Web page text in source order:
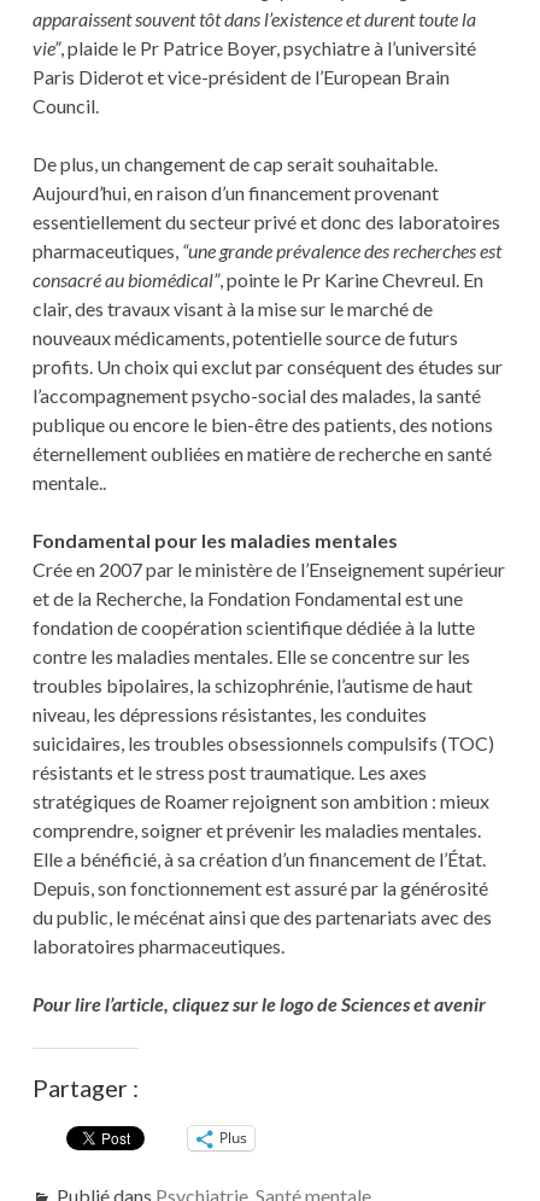
apparaissent souvent tôt dans l’existence et durent toute la
vie”, plaide le Pr Patrice Boyer, psychiatre à l’université
Paris Diderot et vice-président de l’European Brain
Council.
De plus, un changement de cap serait souhaitable.
Aujourd’hui, en raison d’un financement provenant
essentiellement du secteur privé et donc des laboratoires
pharmaceutiques, “une grande prévalence des recherches est
consacré au biomédical”, pointe le Pr Karine Chevreul. En
clair, des travaux visant à la mise sur le marché de
nouveaux médicaments, potentielle source de futurs
profits. Un choix qui exclut par conséquent des études sur
l’accompagnement psycho-social des malades, la santé
publique ou encore le bien-être des patients, des notions
éternellement oubliées en matière de recherche en santé
mentale..
Fondamental pour les maladies mentales
Crée en 2007 par le ministère de l’Enseignement supérieur
et de la Recherche, la Fondation Fondamental est une
fondation de coopération scientifique dédiée à la lutte
contre les maladies mentales. Elle se concentre sur les
troubles bipolaires, la schizophrénie, l’autisme de haut
niveau, les dépressions résistantes, les conduites
suicidaires, les troubles obsessionnels compulsifs (TOC)
résistants et le stress post traumatique. Les axes
stratégiques de Roamer rejoignent son ambition : mieux
comprendre, soigner et prévenir les maladies mentales.
Elle a bénéficié, à sa création d’un financement de l’État.
Depuis, son fonctionnement est assuré par la générosité
du public, le mécénat ainsi que des partenariats avec des
laboratoires pharmaceutiques.
Pour lire l’article, cliquez sur le logo de Sciences et avenir
Partager :
Plus
Publié dans Psychiatrie, Santé mentale